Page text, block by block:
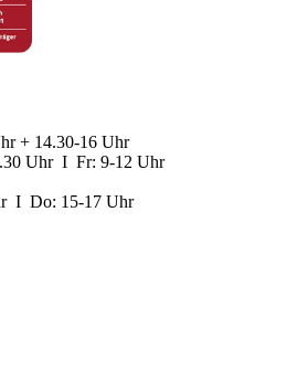
+ 14.30-16 Uhr
Uhr I Fr: 9-12 Uhr
I Do: 15-17 Uhr